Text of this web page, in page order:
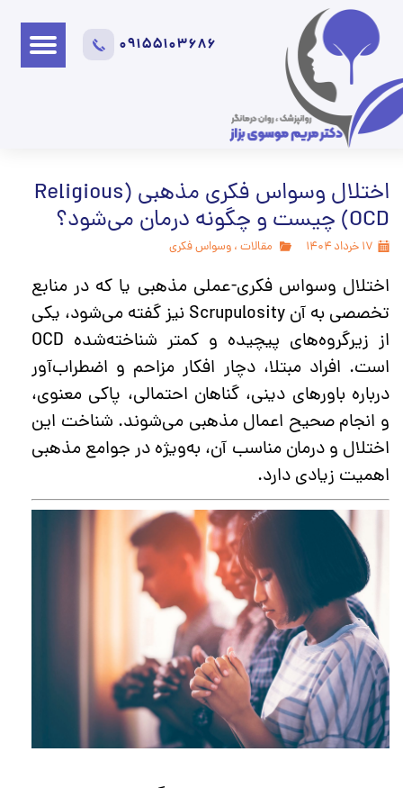
09155103686
اختلال وسواس فکری مذهبی (Religious
OCD) چیست و چگونه درمان می‌شود؟
۱۷ خرداد ۱۴۰۴ مقالات ، وسواس فکری
اختلال وسواس فکری-عملی مذهبی یا که در منابع
تخصصی به آن Scrupulosity نیز گفته می‌شود، یکی
از زیرگروه‌های پیچیده و کمتر شناخته‌شده OCD
است. افراد مبتلا، دچار افکار مزاحم و اضطراب‌آور
درباره باورهای دینی، گناهان احتمالی، پاکی معنوی،
و انجام صحیح اعمال مذهبی می‌شوند. شناخت این
اختلال و درمان مناسب آن، به‌ویژه در جوامع مذهبی
اهمیت زیادی دارد.